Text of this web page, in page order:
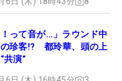
！って音が…」ラウンド中
珍客!? 都玲華、頭の上
共演”